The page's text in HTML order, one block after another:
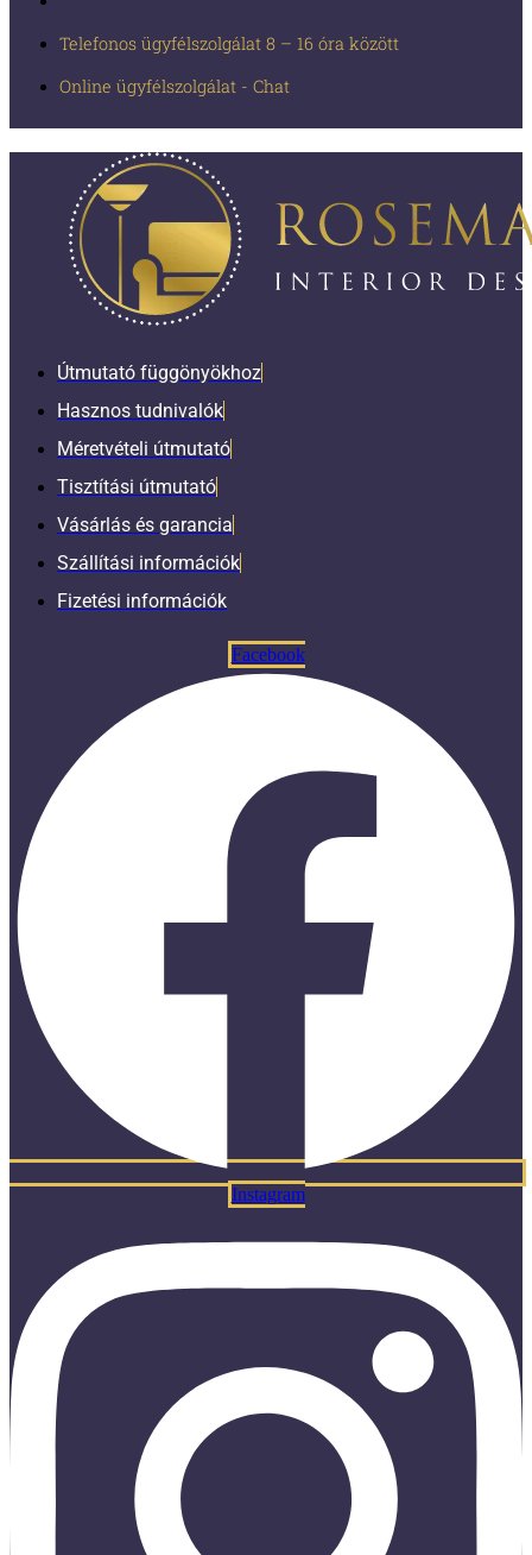
Telefonos ügyfélszolgálat 8 – 16 óra között
Online ügyfélszolgálat - Chat
Útmutató függönyökhoz
Hasznos tudnivalók
Méretvételi útmutató
Tisztítási útmutató
Vásárlás és garancia
Szállítási információk
Fizetési információk
Facebook
Instagram